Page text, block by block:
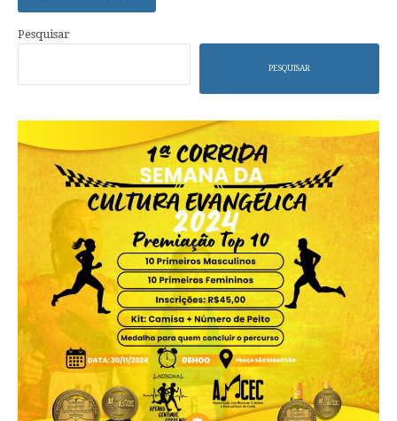
Pesquisar
PESQUISAR